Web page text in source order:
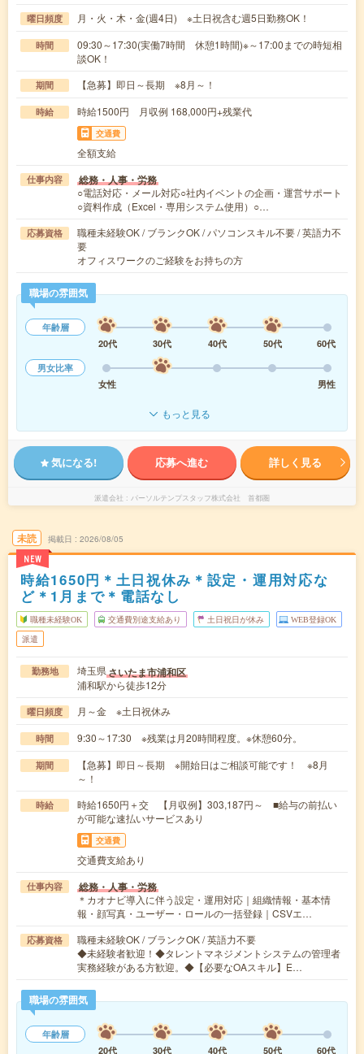
曜日頻度 月・火・木・金(週4日) ※土日祝含む週5日勤務OK！
時間
09:30～17:30(実働7時間 休憩1時間)※～17:00までの時短相
談OK！
期間 【急募】即日～長期 ※8月～！
時給 時給1500円 月収例 168,000円+残業代
交通費
全額支給
仕事内容 総務・人事・労務
○電話対応・メール対応○社内イベントの企画・運営サポート
○資料作成（Excel・専用システム使用）○…
応募資格
職種未経験OK / ブランクOK / パソコンスキル不要 / 英語力不
要
オフィスワークのご経験をお持ちの方
職場の雰囲気
年齢層
20代
30代 40代 50代
60代
男女比率
女性
男性
もっと見る
気になる! 応募へ進む 詳しく見る
派遣会社 パーソルテンプスタッフ株式会社 首都圏
未読
NEW
掲載日 2026/08/05
時給1650円＊土日祝休み＊設定・運用対応な
ど＊1月まで＊電話なし
職種未経験OK 交通費別途支給あり 土日祝日が休み WEB登録OK
派遣
勤務地 埼玉県さいたま市浦和区
浦和駅から徒歩12分
曜日頻度 月～金 ※土日祝休み
時間 9:30～17:30 ※残業は月20時間程度。※休憩60分。
期間
【急募】即日～長期 ※開始日はご相談可能です！ ※8月
～！
時給
時給1650円＋交 【月収例】303,187円～ ■給与の前払い
が可能な速払いサービスあり
交通費
交通費支給あり
仕事内容 総務・人事・労務
＊カオナビ導入に伴う設定・運用対応｜組織情報・基本情
報・顔写真・ユーザー・ロールの一括登録｜CSVエ…
応募資格
職種未経験OK / ブランクOK / 英語力不要
◆未経験者歓迎！◆タレントマネジメントシステムの管理者
実務経験がある方歓迎。◆【必要なOAスキル】E…
職場の雰囲気
年齢層
20代
30代 40代 50代 60代